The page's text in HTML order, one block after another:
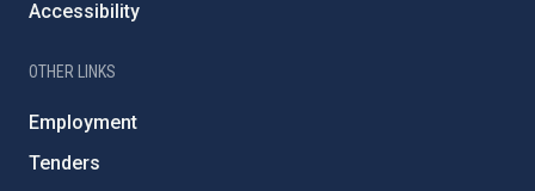
Accessibility
OTHER LINKS
Employment
Tenders